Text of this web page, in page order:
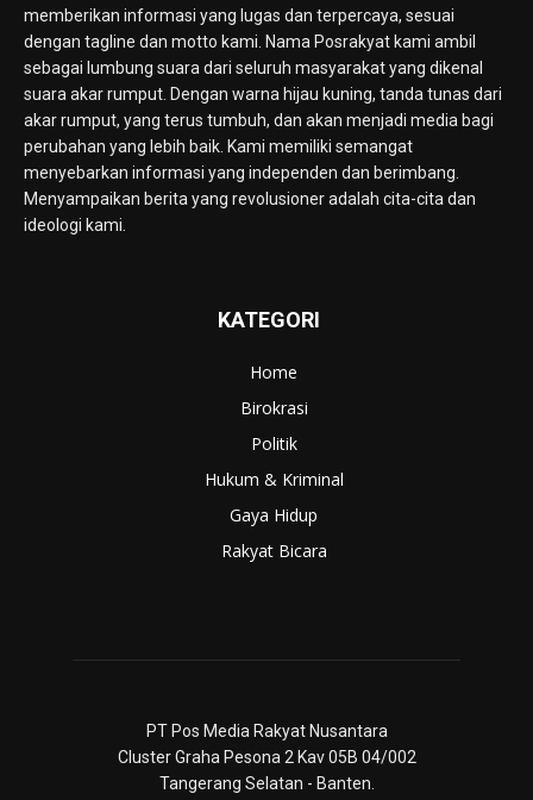
memberikan informasi yang lugas dan terpercaya, sesuai
dengan tagline dan motto kami. Nama Posrakyat kami ambil
sebagai lumbung suara dari seluruh masyarakat yang dikenal
suara akar rumput. Dengan warna hijau kuning, tanda tunas dari
akar rumput, yang terus tumbuh, dan akan menjadi media bagi
perubahan yang lebih baik. Kami memiliki semangat
menyebarkan informasi yang independen dan berimbang.
Menyampaikan berita yang revolusioner adalah cita-cita dan
ideologi kami.
KATEGORI
Home
Birokrasi
Politik
Hukum & Kriminal
Gaya Hidup
Rakyat Bicara
PT Pos Media Rakyat Nusantara
Cluster Graha Pesona 2 Kav 05B 04/002
Tangerang Selatan - Banten.